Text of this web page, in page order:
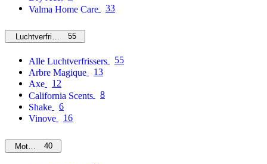
Valma Home Care
33
Luchtverfrissers55
Alle Luchtverfrissers
55
Arbre Magique
13
Axe
12
California Scents
8
Shake
6
Vinove
16
Motorolie40